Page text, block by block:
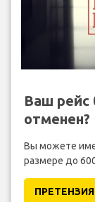
Ваш рейс
отменен?
Вы можете
размере до